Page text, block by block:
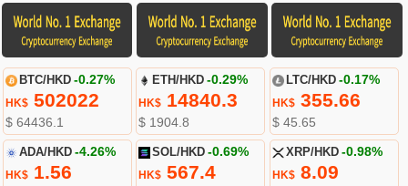
BTC/HKD -0.27%
HK$502022
$ 64436.1
ETH/HKD -0.29%
HK$ 14840.3
$ 1904.8
LTC/HKD -0.17%
HK$355.66
$ 45.65
ADA/HKD -4.26%
HK$1.56
SOL/HKD -0.69%
HK$ 567.4
XRP/HKD -0.98%
HK$8.09